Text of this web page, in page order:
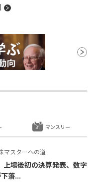
マスターへの道
上場後初の決算発表、数字
落...
マンスリー